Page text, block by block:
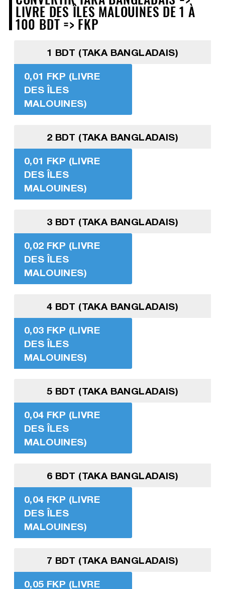
LIVRE DES ÎLES MALOUINES DE 1 À
100 BDT => FKP
1 BDT (TAKA BANGLADAIS)
0,01 FKP (LIVRE
DES ÎLES
MALOUINES)
2 BDT (TAKA BANGLADAIS)
0,01 FKP (LIVRE
DES ÎLES
MALOUINES)
3 BDT (TAKA BANGLADAIS)
0,02 FKP (LIVRE
DES ÎLES
MALOUINES)
4 BDT (TAKA BANGLADAIS)
0,03 FKP (LIVRE
DES ÎLES
MALOUINES)
5 BDT (TAKA BANGLADAIS)
0,04 FKP (LIVRE
DES ÎLES
MALOUINES)
6 BDT (TAKA BANGLADAIS)
0,04 FKP (LIVRE
DES ÎLES
MALOUINES)
7 BDT (TAKA BANGLADAIS)
0,05 FKP (LIVRE